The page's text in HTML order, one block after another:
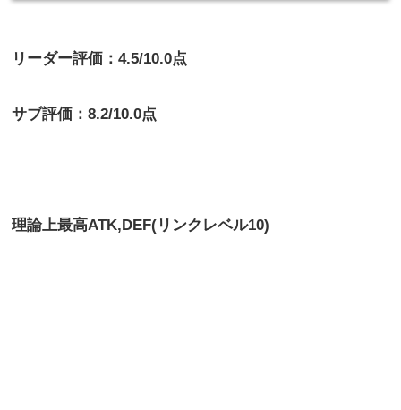
リーダー評価：4.5/10.0点
サブ評価：8.2/10.0点
理論上最高ATK,DEF(リンクレベル10)